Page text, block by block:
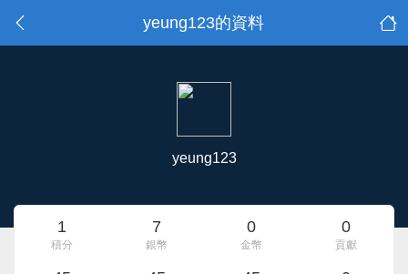
yeung123的資料
yeung123
1
積分
7
銀幣
0
金幣
0
貢獻